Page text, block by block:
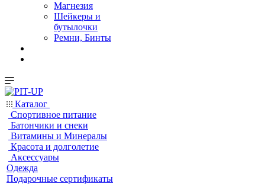
Магнезия
Шейкеры и
бутылочки
Ремни, Бинты
Каталог
Спортивное питание
Батончики и снеки
Витамины и Минералы
Красота и долголетие
Аксессуары
Одежда
Подарочные сертификаты